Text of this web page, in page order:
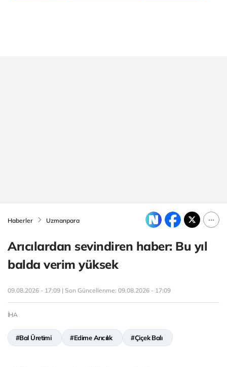
Haberler Uzmanpara
Arıcılardan sevindiren haber: Bu yıl
balda verim yüksek
09.08.2026 - 17:09 | Son Güncellenme: 09.08.2026 - 17:09
İHA
#Bal Üretimi #Edirne Arıcılık #Çiçek Balı